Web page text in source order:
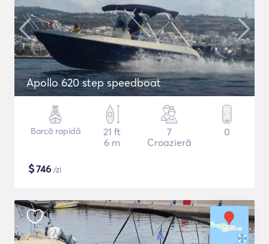
Apollo 620 step speedboat
Barcă rapidă
21 ft
6 m
7
Croazieră
0
$746 /zi